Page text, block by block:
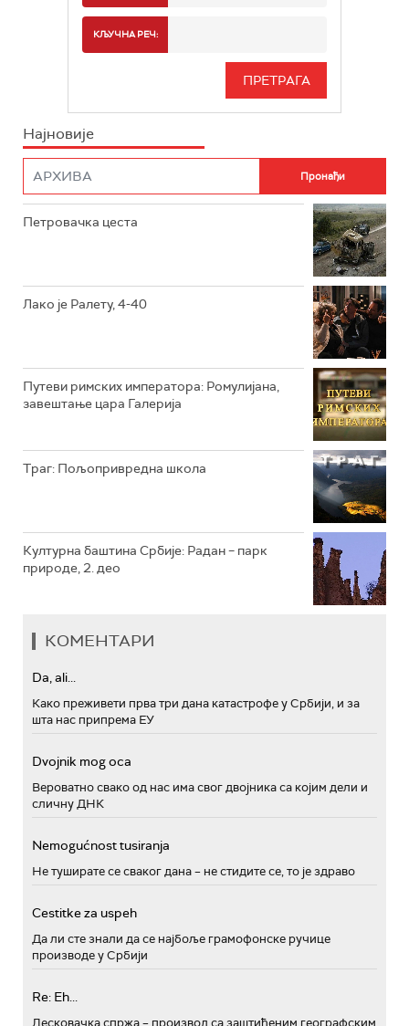
РТС 3
ИНФО
КЉУЧНА РЕЧ:
Најновије
Петровачка цеста
Лако је Ралету, 4-40
Путеви римских императора: Ромулијана,
завештање цара Галерија
Траг: Пољопривредна школа
Културна баштина Србије: Радан – парк
природе, 2. део
КОМЕНТАРИ
Da, ali...
Како преживети прва три дана катастрофе у Србији, и за
шта нас припрема ЕУ
Dvojnik mog oca
Вероватно свако од нас има свог двојника са којим дели и
сличну ДНК
Nemogućnost tusiranja
Не туширате се сваког дана – не стидите се, то је здраво
Cestitke za uspeh
Да ли сте знали да се најбоље грамофонске ручице
производе у Србији
Re: Eh...
Лесковачка спржа – производ са заштићеним географским